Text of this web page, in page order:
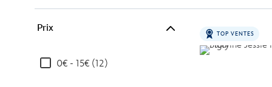
Prix
0€ - 15€ (12)
TOP VENTES